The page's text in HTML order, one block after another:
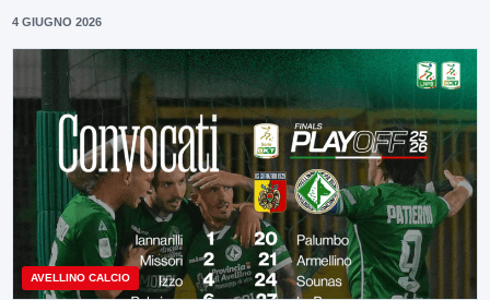
4 GIUGNO 2026
AVELLINO CALCIO